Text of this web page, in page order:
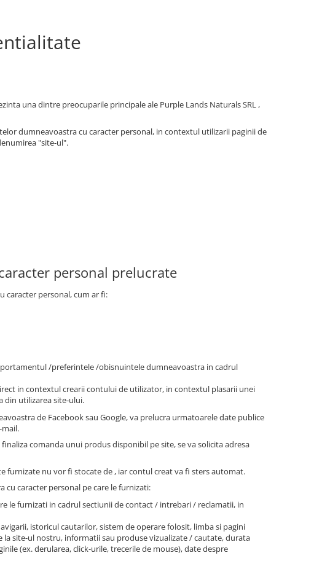
una dintre preocuparile principale ale Purple Lands Naturals SRL ,
dumneavoastra cu caracter personal, in contextul utilizarii paginii de
"site-ul".
personal prelucrate
caracter personal, cum ar fi:
/preferintele /obisnuintele dumneavoastra in cadrul
in contextul crearii contului de utilizator, in contextul plasarii unei
din utilizarea site-ului.
de Facebook sau Google, va prelucra urmatoarele date publice
comanda unui produs disponibil pe site, se va solicita adresa
furnizate nu vor fi stocate de , iar contul creat va fi sters automat.
cu caracter personal pe care le furnizati:
le furnizati in cadrul sectiunii de contact / intrebari / reclamatii, in
istoricul cautarilor, sistem de operare folosit, limba si pagini
la site-ul nostru, informatii sau produse vizualizate / cautate, durata
(ex. derularea, click-urile, trecerile de mouse), date despre